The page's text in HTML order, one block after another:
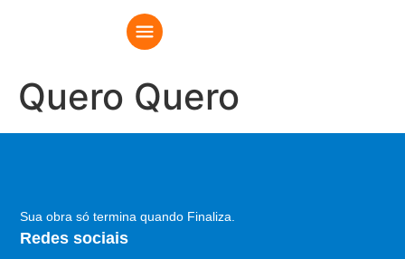
Quero Quero
Sua obra só termina quando Finaliza.
Redes sociais